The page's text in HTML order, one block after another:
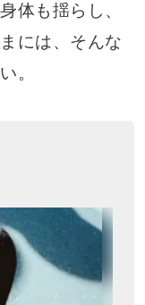
体も揺らし、
には、そんな
。